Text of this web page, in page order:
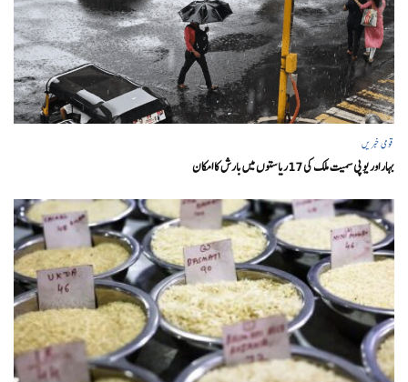
قومی خبریں
بہار اور یو پی سمیت ملک کی 17ریاستوں میں بارش کا امکان